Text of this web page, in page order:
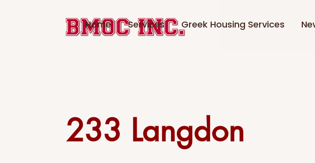
Home Services Greek Housing Services
233 Langdon